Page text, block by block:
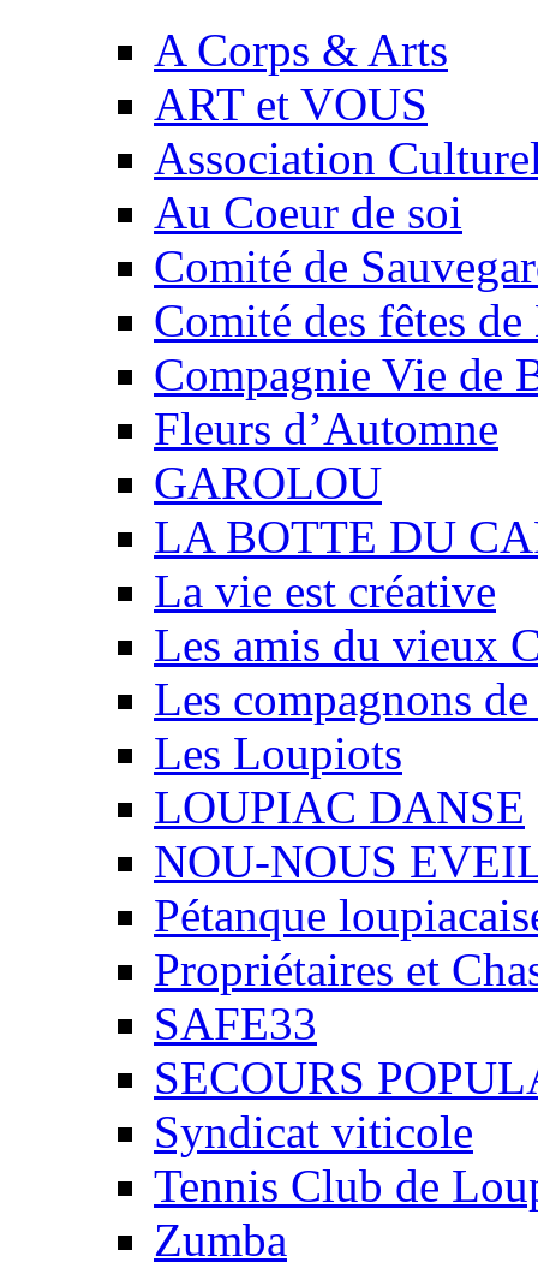
A Corps & Arts
ART et VOUS
Association
Au Coeur de soi
Comité de
Comité des fêtes
Compagnie Vie de
Fleurs d’Automne
GAROLOU
LA BOTTE DU
La vie est créative
Les amis du vieux
Les compagnons
Les Loupiots
LOUPIAC DANSE
NOU-NOUS
Pétanque
Propriétaires et
SAFE33
SECOURS
Syndicat viticole
Tennis Club de
Zumba